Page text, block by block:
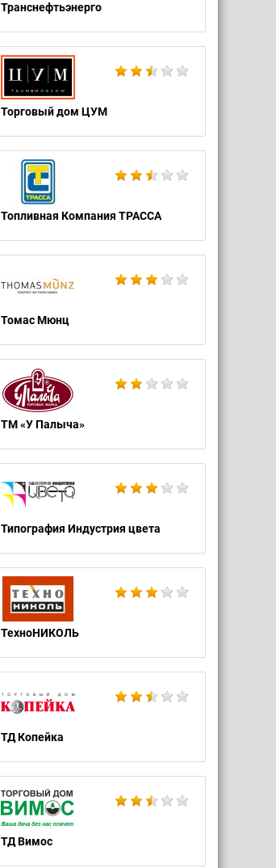
Транснефтьэнерго
Торговый дом ЦУМ
Топливная Компания ТРАССА
Томас Мюнц
ТМ «У Палыча»
Типография Индустрия цвета
ТехноНИКОЛЬ
ТД Копейка
ТД Вимос